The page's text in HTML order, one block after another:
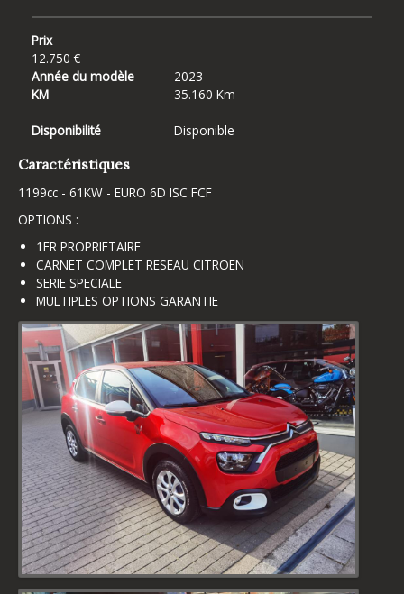
Prix
12.750 €
Année du modèle
2023
KM
35.160 Km
Disponibilité Disponible
Caractéristiques
1199cc - 61KW - EURO 6D ISC FCF
OPTIONS :
1ER PROPRIETAIRE
CARNET COMPLET RESEAU CITROEN
SERIE SPECIALE
MULTIPLES OPTIONS GARANTIE